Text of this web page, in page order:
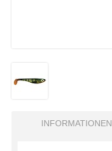
INFORMATIONEN